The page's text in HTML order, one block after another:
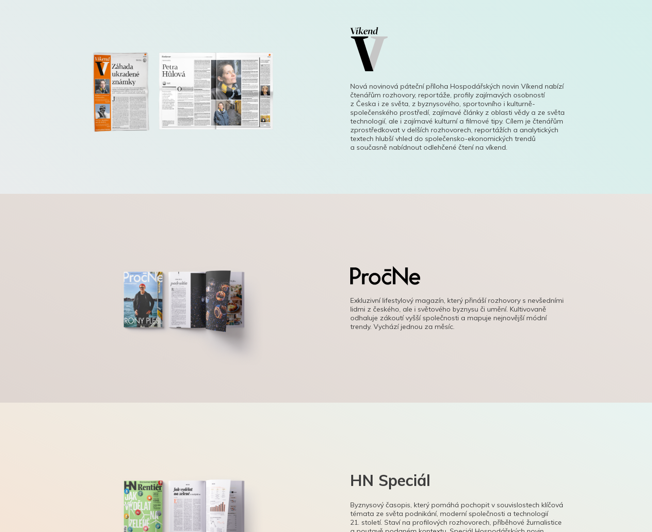
Nová novinová páteční příloha Hospodářských novin Víkend nabízí
čtenářům rozhovory, reportáže, profily zajímavých osobností
z Česka i ze světa, z byznysového, sportovního i kulturně-
společenského prostředí, zajímavé články z oblasti vědy a ze světa
technologií, ale i zajímavé kulturní a filmové tipy. Cílem je čtenářům
zprostředkovat v delších rozhovorech, reportážích a analytických
textech hlubší vhled do společensko-ekonomických trendů
a současně nabídnout odlehčené čtení na víkend.
Exkluzivní lifestylový magazín, který přináší rozhovory s nevšedními
lidmi z českého, ale i světového byznysu či umění. Kultivovaně
odhaluje zákoutí vyšší společnosti a mapuje nejnovější módní
trendy. Vychází jednou za měsíc.
HN Speciál
Byznysový časopis, který pomáhá pochopit v souvislostech klíčová
témata ze světa podnikání, moderní společnosti a technologií
21. století. Staví na profilových rozhovorech, příběhové žurnalistice